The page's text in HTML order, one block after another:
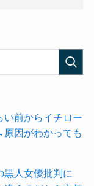
い前からイチロー
因がわかっても
黒人女優批判に